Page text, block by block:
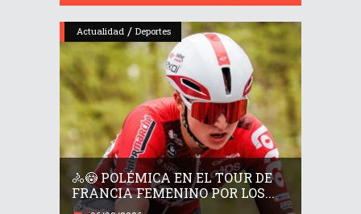
Actualidad / Deportes
🚴😳 POLÉMICA EN EL TOUR DE
FRANCIA FEMENINO POR LOS...